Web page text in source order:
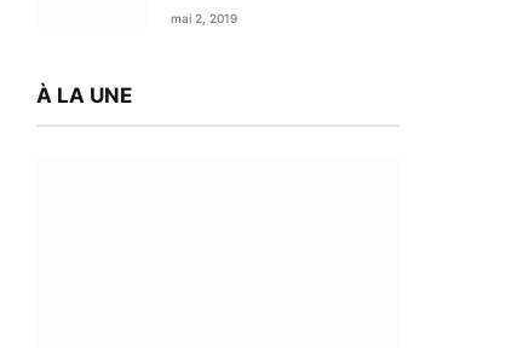
mai 2, 2019
À LA UNE